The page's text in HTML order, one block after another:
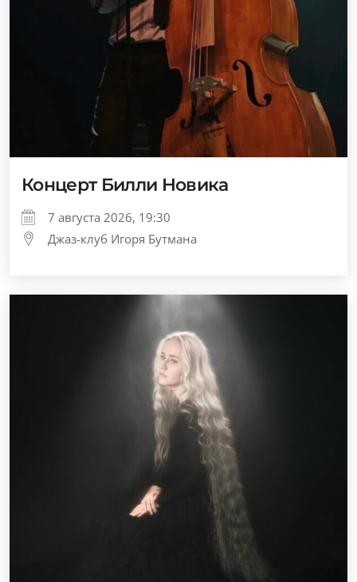
Концерт Билли Новика
7 августа 2026, 19:30
Джаз-клуб Игоря Бутмана